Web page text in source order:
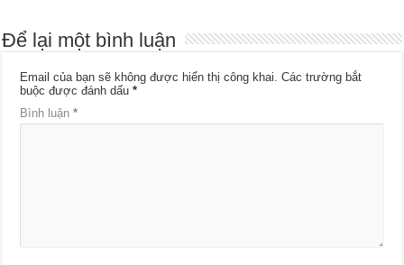
Để lại một bình luận
Email của bạn sẽ không được hiển thị công khai. Các trường bắt
buộc được đánh dấu*
Bình luận*